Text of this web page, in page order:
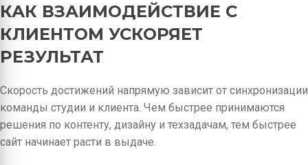
КАК ВЗАИМОДЕЙСТВИЕ С
КЛИЕНТОМ УСКОРЯЕТ
РЕЗУЛЬТАТ
Скорость достижений напрямую зависит от синхронизации
команды студии и клиента. Чем быстрее принимаются
решения по контенту, дизайну и техзадачам, тем быстрее
сайт начинает расти в выдаче.